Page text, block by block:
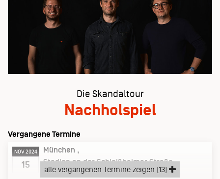
Die Skandaltour
Nachholspiel
Vergangene Termine
NOV 2024
15
München
Stadion an der Schleißheimer Straße
Freitag, 15.11.24
alle vergangenen Termine zeigen (13)